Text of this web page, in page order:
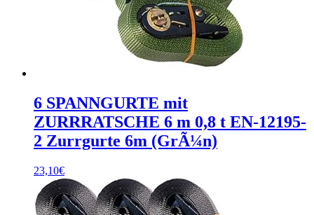
6 SPANNGURTE mit
ZURRRATSCHE 6 m 0,8 t EN-12195-
2 Zurrgurte 6m (GrÃ¼n)
23,10€